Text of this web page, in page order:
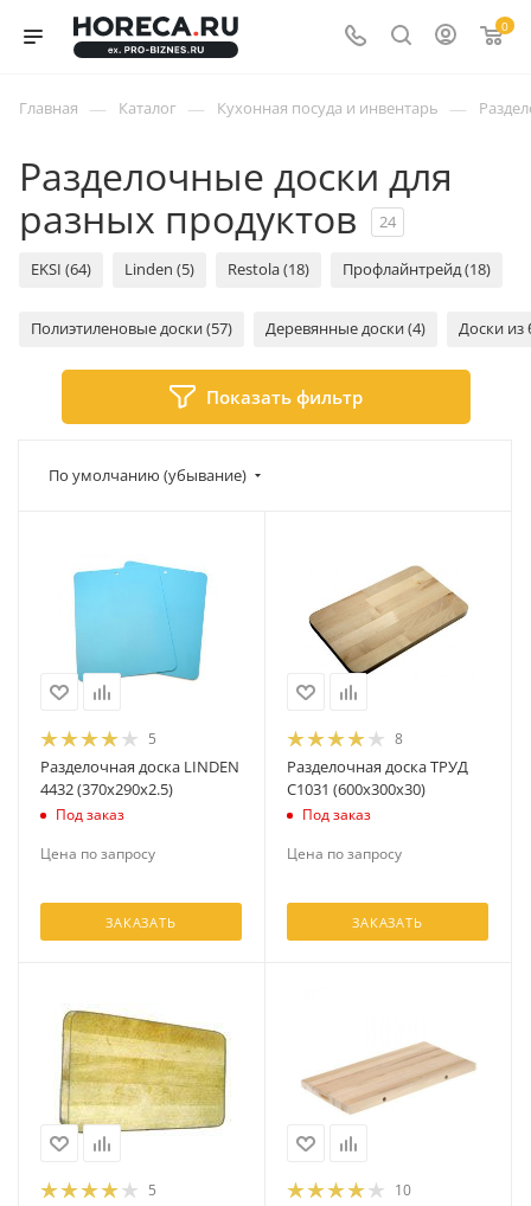
0
Главная — Каталог — Кухонная посуда и инвентарь —
Разделочные доски для
разных продуктов
24
EKSI (64) Linden (5) Restola (18) Профлайнтрейд (18)
Полиэтиленовые доски (57) Деревянные доски (4) Доски из
Показать фильтр
По умолчанию (убывание)
5
Разделочная доска LINDEN
4432 (370х290х2.5)
Под заказ
Цена по запросу
ЗАКАЗАТЬ
8
Разделочная доска ТРУД
С1031 (600х300х30)
Под заказ
Цена по запросу
ЗАКАЗАТЬ
5 10